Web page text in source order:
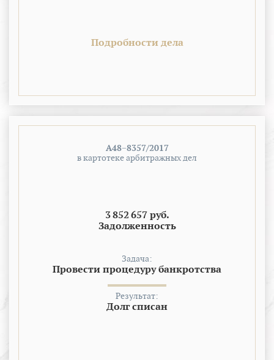
Подробности дела
А48−8357/2017
в картотеке арбитражных дел
3 852 657 руб.
Задолженность
Задача:
Провести процедуру банкротства
Результат:
Долг списан